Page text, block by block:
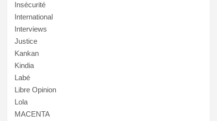
Insécurité
International
Interviews
Justice
Kankan
Kindia
Labé
Libre Opinion
Lola
MACENTA